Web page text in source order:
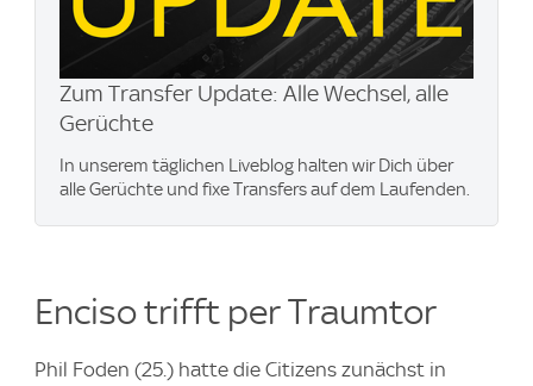
Zum Transfer Update: Alle Wechsel, alle
Gerüchte
In unserem täglichen Liveblog halten wir Dich über
alle Gerüchte und fixe Transfers auf dem Laufenden.
Enciso trifft per Traumtor
Phil Foden (25.) hatte die Citizens zunächst in